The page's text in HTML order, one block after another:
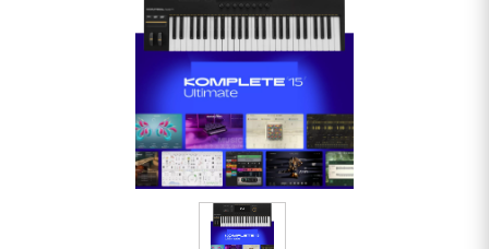
Kopfhörer